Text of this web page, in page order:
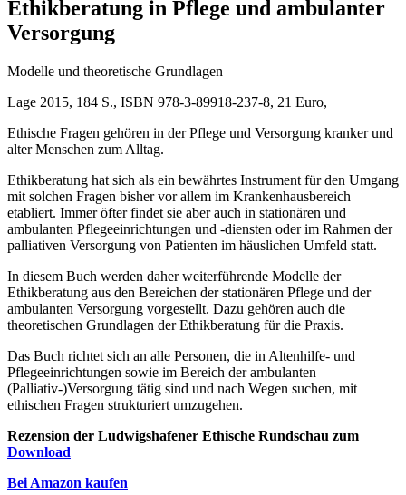
Ethikberatung in Pflege und ambulanter
Versorgung
Modelle und theoretische Grundlagen
Lage 2015, 184 S., ISBN 978-3-89918-237-8, 21 Euro,
Ethische Fragen gehören in der Pflege und Versorgung kranker und
alter Menschen zum Alltag.
Ethikberatung hat sich als ein bewährtes Instrument für den Umgang
mit solchen Fragen bisher vor allem im Krankenhausbereich
etabliert. Immer öfter findet sie aber auch in stationären und
ambulanten Pflegeeinrichtungen und -diensten oder im Rahmen der
palliativen Versorgung von Patienten im häuslichen Umfeld statt.
In diesem Buch werden daher weiterführende Modelle der
Ethikberatung aus den Bereichen der stationären Pflege und der
ambulanten Versorgung vorgestellt. Dazu gehören auch die
theoretischen Grundlagen der Ethikberatung für die Praxis.
Das Buch richtet sich an alle Personen, die in Altenhilfe- und
Pflegeeinrichtungen sowie im Bereich der ambulanten
(Palliativ-)Versorgung tätig sind und nach Wegen suchen, mit
ethischen Fragen strukturiert umzugehen.
Rezension der Ludwigshafener Ethische Rundschau zum
Download
Bei Amazon kaufen